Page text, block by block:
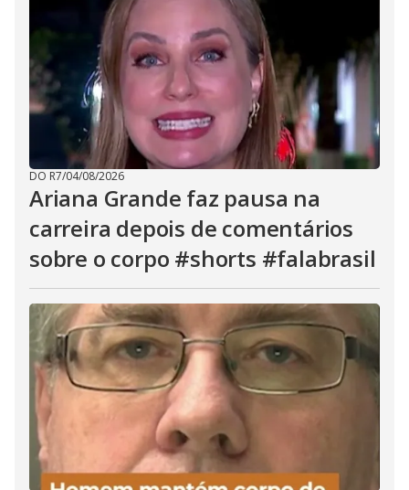
DO R7/04/08/2026
Ariana Grande faz pausa na
carreira depois de comentários
sobre o corpo #shorts #falabrasil